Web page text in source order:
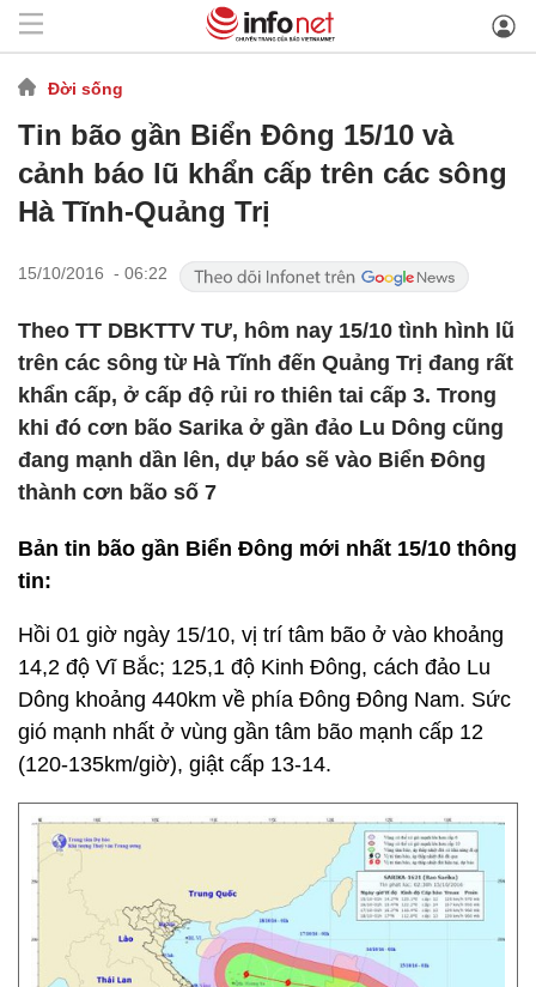
Đời sống
Tin bão gần Biển Đông 15/10 và
cảnh báo lũ khẩn cấp trên các sông
Hà Tĩnh-Quảng Trị
15/10/2016 - 06:22
Theo TT DBKTTV TƯ, hôm nay 15/10 tình hình lũ
trên các sông từ Hà Tĩnh đến Quảng Trị đang rất
khẩn cấp, ở cấp độ rủi ro thiên tai cấp 3. Trong
khi đó cơn bão Sarika ở gần đảo Lu Dông cũng
đang mạnh dần lên, dự báo sẽ vào Biển Đông
thành cơn bão số 7
Bản tin bão gần Biển Đông mới nhất 15/10 thông
tin:
Hồi 01 giờ ngày 15/10, vị trí tâm bão ở vào khoảng
14,2 độ Vĩ Bắc; 125,1 độ Kinh Đông, cách đảo Lu
Dông khoảng 440km về phía Đông Đông Nam. Sức
gió mạnh nhất ở vùng gần tâm bão mạnh cấp 12
(120-135km/giờ), giật cấp 13-14.